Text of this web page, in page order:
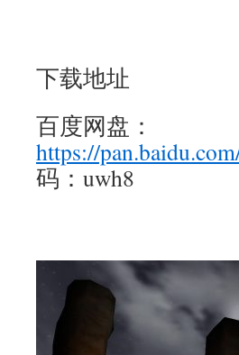
下载地址
百度网盘：
https://
码：uwh8